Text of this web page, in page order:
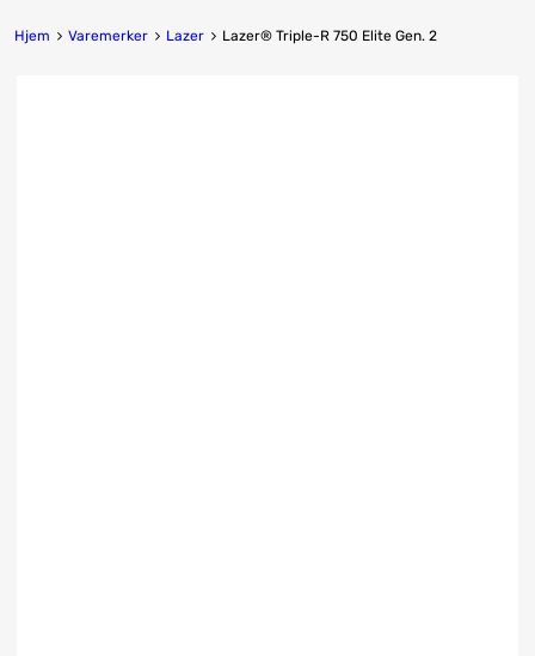
Hjem Varemerker Lazer Lazer® Triple-R 750 Elite Gen. 2